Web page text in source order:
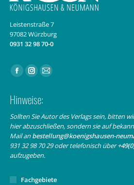
Leistenstraße 7
97082 Würzburg
0931 32 98 70-0
Finden Sie uns auf:
Facebook
opens
in
new
window
Instagram
opens
in
new
window
E-
opens
in
new
Hinweise:
Sollten Sie Autor des Verlags sein, bitten
hier abzuschließen, sondern sie auf
Mail anbestellung@koenigshausen-
931 32 98 70 29 oder telefonisch über
aufzugeben.
Fachgebiete